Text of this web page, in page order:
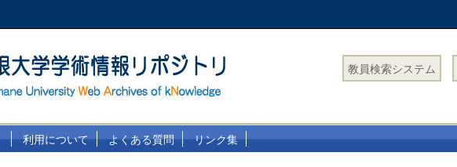
教員検索システム
利用について よくある質問 リンク集